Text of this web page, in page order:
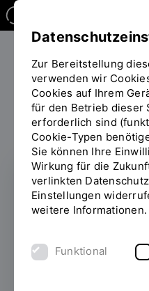
Sie
befinden
sich
auf
der
Seite
"Stabsstelle
Kommunikation"
Die OTH
Stabsstelle Kommunikation
IHRE
Stabsstelle
Zur Bereitstellung
verwenden wir
Cookies auf Ihrem
für den Betrieb dieser
erforderlich sind
Cookie-Typen
Sie können Ihre
Wirkung für die
verlinkten
Einstellungen
weitere Informationen.
Funktional